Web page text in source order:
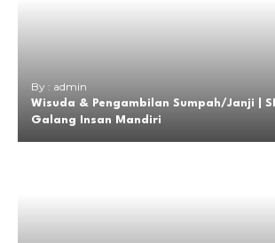
By : admin
Wisuda & Pengambilan Sumpah/Janji |
Galang Insan Mandiri